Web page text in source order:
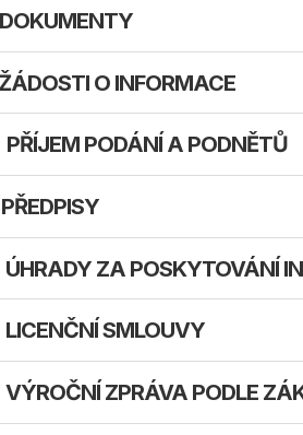
DOKUMENTY
ŽÁDOSTI O INFORMACE
PŘÍJEM PODÁNÍ A PODNĚTŮ
PŘEDPISY
ÚHRADY ZA POSKYTOVÁNÍ
LICENČNÍ SMLOUVY
VÝROČNÍ ZPRÁVA PODLE